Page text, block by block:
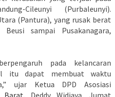
Cileunyi (Purbaleunyi).
(Pantura), yang rusak berat
sampai Pusakanagara,
pada kelancaran
itu dapat membuat waktu
ujar Ketua DPD Asosiasi